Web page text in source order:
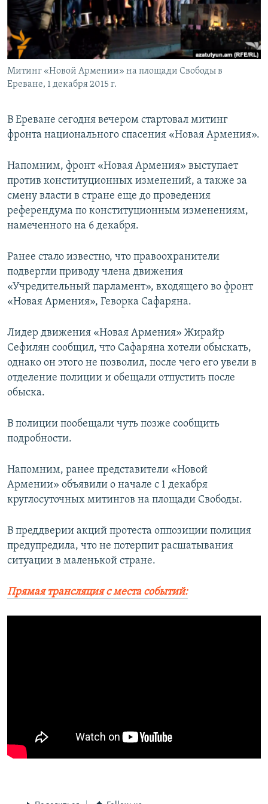
Հայերեն
English
Русский
Митинг «Новой Армении» на площади Свободы в
Ереване, 1 декабря 2015 г.
В Ереване сегодня вечером стартовал митинг
фронта национального спасения «Новая Армения».
Напомним, фронт «Новая Армения» выступает
против конституционных изменений, а также за
смену власти в стране еще до проведения
референдума по конституционным изменениям,
намеченного на 6 декабря.
Ранее стало известно, что правоохранители
подвергли приводу члена движения
«Учредительный парламент», входящего во фронт
«Новая Армения», Геворка Сафаряна.
Лидер движения «Новая Армения» Жирайр
Сефилян сообщил, что Сафаряна хотели обыскать,
однако он этого не позволил, после чего его увели в
отделение полиции и обещали отпустить после
обыска.
В полиции пообещали чуть позже сообщить
подробности.
Напомним, ранее представители «Новой
Армении» объявили о начале с 1 декабря
круглосуточных митингов на площади Свободы.
В преддверии акций протеста оппозиции полиция
предупредила, что не потерпит расшатывания
ситуации в маленькой стране.
Прямая трансляция с места событий: